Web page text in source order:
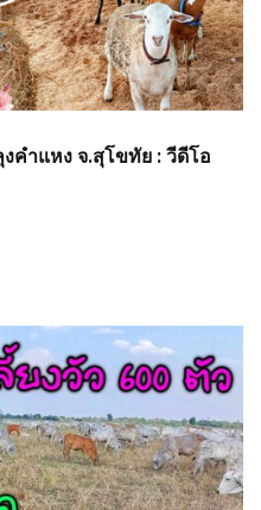
คำแหง จ.สุโขทัย : วีดีโอ